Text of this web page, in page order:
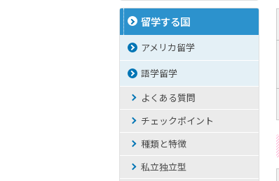
留学する国
アメリカ留学
語学留学
よくある質問
チェックポイント
種類と特徴
私立独立型